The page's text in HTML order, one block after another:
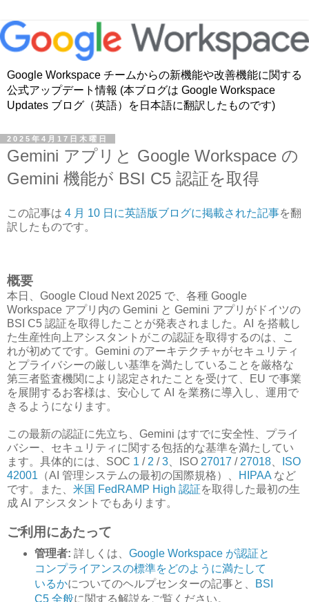
Google Workspace チームからの新機能や改善機能に関する
公式アップデート情報 (本ブログは Google Workspace
Updates ブログ（英語）を日本語に翻訳したものです)
2025年4月17日木曜日
Gemini アプリと Google Workspace の
Gemini 機能が BSI C5 認証を取得
この記事は 4 月 10 日に英語版ブログに掲載された記事を翻
訳したものです。
概要
本日、Google Cloud Next 2025 で、各種 Google
Workspace アプリ内の Gemini と Gemini アプリがドイツの
BSI C5 認証を取得したことが発表されました。AI を搭載し
た生産性向上アシスタントがこの認証を取得するのは、こ
れが初めてです。Gemini のアーキテクチャがセキュリティ
とプライバシーの厳しい基準を満たしていることを厳格な
第三者監査機関により認定されたことを受けて、EU で事業
を展開するお客様は、安心して AI を業務に導入し、運用で
きるようになります。
この最新の認証に先立ち、Gemini はすでに安全性、プライ
バシー、セキュリティに関する包括的な基準を満たしてい
ます。具体的には、SOC 1 / 2 /3 、ISO 27017 / 27018
ISO
42001 （AI 管理システムの最初の国際規格）、 HIPAA など
です。また、 米国 FedRAMP High 認証を取得した最初の生
成 AI アシスタントでもあります。
ご利用にあたって
管理者: 詳しくは、 Google Workspace が認証と
コンプライアンスの標準をどのように満たして
いるかについてのヘルプセンターの記事と、
BSI
C5 全般に関する解説をご覧ください。